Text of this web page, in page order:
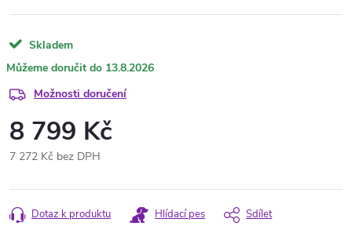
Skladem
13.8.2026
Možnosti doručení
8 799 Kč
7 272 Kč bez DPH
cena:
Dotaz k produktu Hlídací pes Sdílet